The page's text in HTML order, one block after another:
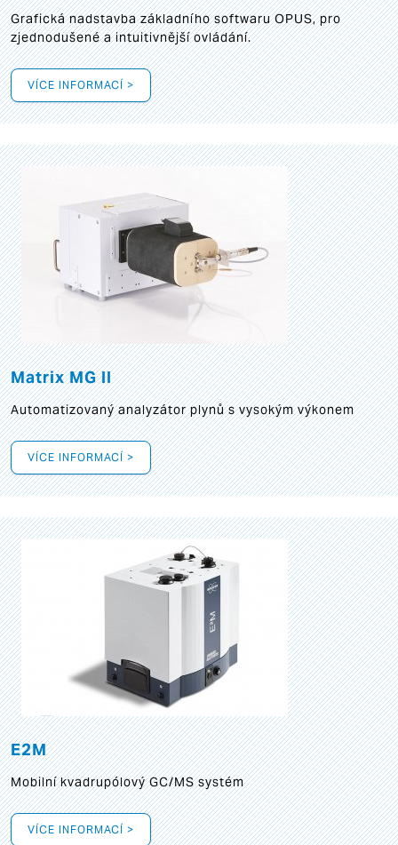
Grafickánadstavba základního softwaru OPUS, pro
zjednodušené a intuitivnější ovládání.
VÍCE INFORMACÍ >
Matrix MG II
Automatizovaný analyzátor plynů s vysokým výkonem
VÍCE INFORMACÍ >
E2M
Mobilní kvadrupólový GC/MS systém
VÍCE INFORMACÍ >